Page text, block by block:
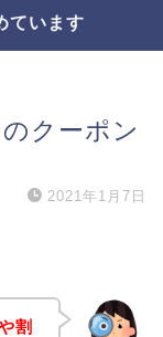
ています
クーポン
2021年1月7日
割